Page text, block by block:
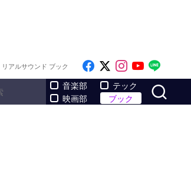
アルサウンド ブック Like on Facebook
Follow on x
Follow on
Follow
音楽部
映画部
テック
ブック